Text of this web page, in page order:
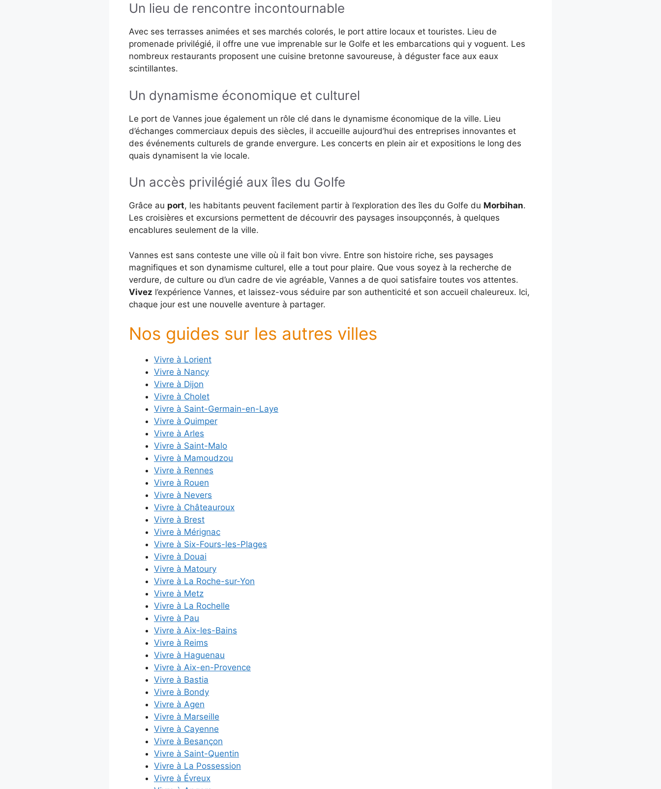
Un lieu de rencontre incontournable
Avec ses terrasses animées et ses marchés colorés, le port attire locaux et touristes. Lieu de
promenade privilégié, il offre une vue imprenable sur le Golfe et les embarcations qui y voguent. Les
nombreux restaurants proposent une cuisine bretonne savoureuse, à déguster face aux eaux
scintillantes.
Un dynamisme économique et culturel
Le port de Vannes joue également un rôle clé dans le dynamisme économique de la ville. Lieu
d’échanges commerciaux depuis des siècles, il accueille aujourd’hui des entreprises innovantes et
des événements culturels de grande envergure. Les concerts en plein air et expositions le long des
quais dynamisent la vie locale.
Un accès privilégié aux îles du Golfe
Grâce au port, les habitants peuvent facilement partir à l’exploration des îles du Golfe du Morbihan.
Les croisières et excursions permettent de découvrir des paysages insoupçonnés, à quelques
encablures seulement de la ville.
Vannes est sans conteste une ville où il fait bon vivre. Entre son histoire riche, ses paysages
magnifiques et son dynamisme culturel, elle a tout pour plaire. Que vous soyez à la recherche de
verdure, de culture ou d’un cadre de vie agréable, Vannes a de quoi satisfaire toutes vos attentes.
Vivez l’expérience Vannes, et laissez-vous séduire par son authenticité et son accueil chaleureux. Ici,
chaque jour est une nouvelle aventure à partager.
Nos guides sur les autres villes
Vivre à Lorient
Vivre à Nancy
Vivre à Dijon
Vivre à Cholet
Vivre à Saint-Germain-en-Laye
Vivre à Quimper
Vivre à Arles
Vivre à Saint-Malo
Vivre à Mamoudzou
Vivre à Rennes
Vivre à Rouen
Vivre à Nevers
Vivre à Châteauroux
Vivre à Brest
Vivre à Mérignac
Vivre à Six-Fours-les-Plages
Vivre à Douai
Vivre à Matoury
Vivre à La Roche-sur-Yon
Vivre à Metz
Vivre à La Rochelle
Vivre à Pau
Vivre à Aix-les-Bains
Vivre à Reims
Vivre à Haguenau
Vivre à Aix-en-Provence
Vivre à Bastia
Vivre à Bondy
Vivre à Agen
Vivre à Marseille
Vivre à Cayenne
Vivre à Besançon
Vivre à Saint-Quentin
Vivre à La Possession
Vivre à Évreux